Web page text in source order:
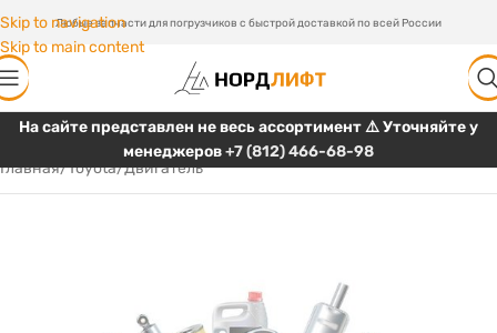
Skip to navigation
Skip to main content
Любые запчасти для погрузчиков с быстрой доставкой по всей России
На сайте представлен не весь ассортимент ⚠️ Уточняйте у
менеджеров+7 (812) 466-68-98
Главная/Toyota/Двигатель